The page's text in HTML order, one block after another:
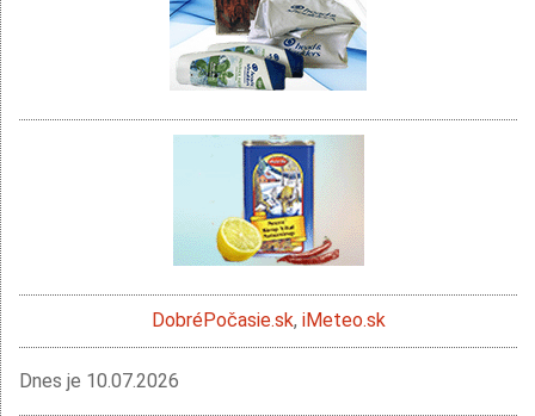
DobréPočasie.sk, iMeteo.sk
Dnes je 10.07.2026